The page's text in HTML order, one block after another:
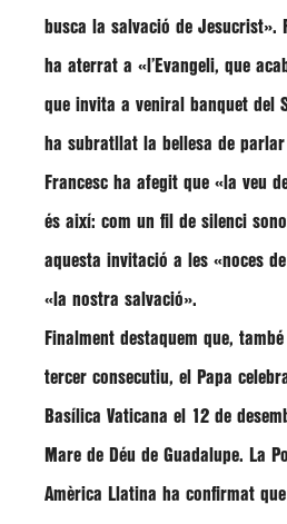
busca la salvació de Jesucrist».
ha aterrat a «l’Evangeli, que
que invita a veniral banquet del
ha subratllat la bellesa de
Francesc ha afegit que «la veu
és així: com un fil de silenci
aquesta invitació a les «noces
«la nostra salvació».
Finalment destaquem que,
tercer consecutiu, el Papa
Basílica Vaticana el 12 de
Mare de Déu de Guadalupe. La
Amèrica Llatina ha confirmat